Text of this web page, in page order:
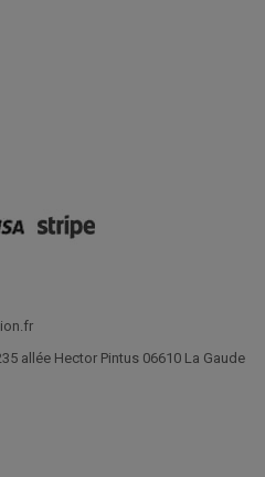
allée Hector Pintus 06610 La Gaude